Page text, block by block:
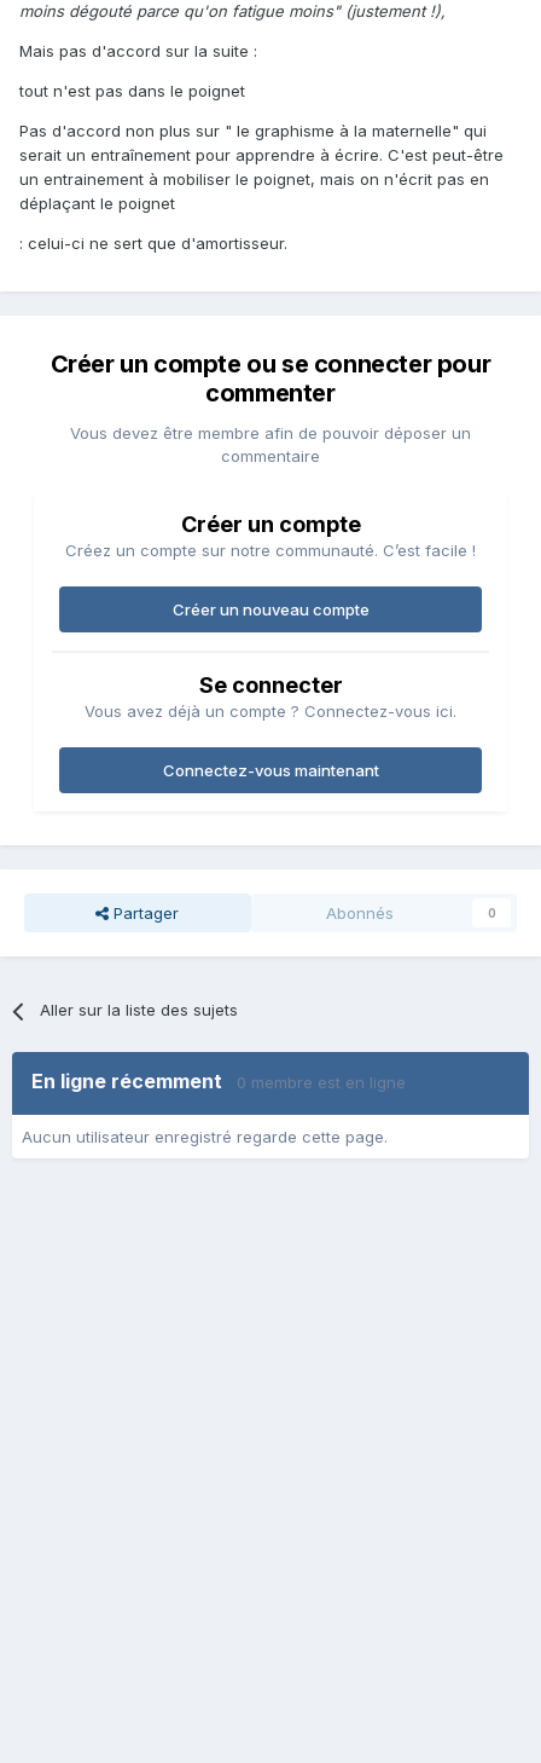
moins dégouté parce qu'on fatigue moins" (justement !),
Mais pas d'accord sur la suite :
tout n'est pas dans le poignet
Pas d'accord non plus sur " le graphisme à la maternelle" qui
serait un entraînement pour apprendre à écrire. C'est peut-être
un entrainement à mobiliser le poignet, mais on n'écrit pas en
déplaçant le poignet
: celui-ci ne sert que d'amortisseur.
Créer un compte ou se connecter pour
commenter
Vous devez être membre afin de pouvoir déposer un
commentaire
Créer un compte
Créez un compte sur notre communauté. C’est facile !
Créer un nouveau compte
Se connecter
Vous avez déjà un compte ? Connectez-vous ici.
Connectez-vous maintenant
Partager Abonnés 0
Aller sur la liste des sujets
En ligne récemment 0 membre est en ligne
Aucun utilisateur enregistré regarde cette page.